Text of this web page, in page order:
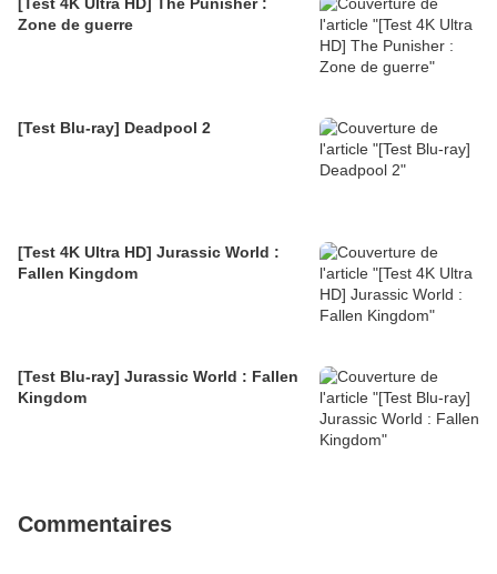
Zone de guerre
[Test Blu-ray] Deadpool 2
[Test 4K Ultra HD] Jurassic World :
Fallen Kingdom
[Test Blu-ray] Jurassic World : Fallen
Kingdom
Commentaires